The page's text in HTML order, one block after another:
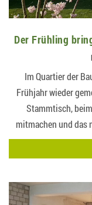
Der Frühling
Im Quartier der
Frühjahr wieder
Stammtisch,
mitmachen und das